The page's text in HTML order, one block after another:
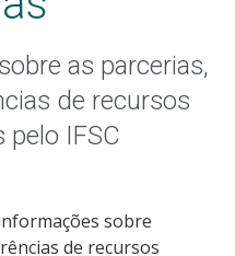
as parcerias,
de recursos
IFSC
sobre
de recursos